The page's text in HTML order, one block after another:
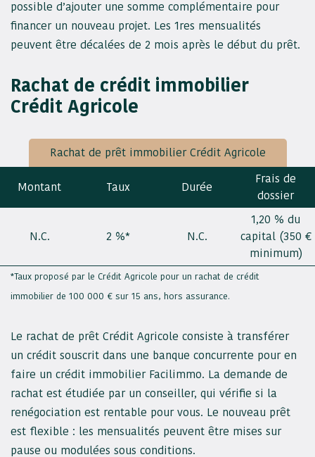
possible d’ajouter une somme complémentaire pour
financer un nouveau projet. Les 1res mensualités
peuvent être décalées de 2 mois après le début du prêt.
Rachat de crédit immobilier
Crédit Agricole
Rachat de prêt immobilier Crédit Agricole
Montant Taux Durée
Frais de
dossier
N.C. 2 %* N.C.
1,20 % du
capital (350 €
minimum)
*Taux proposé par le Crédit Agricole pour un rachat de crédit
immobilier de 100 000 € sur 15 ans, hors assurance.
Le rachat de prêt Crédit Agricole consiste à transférer
un crédit souscrit dans une banque concurrente pour en
faire un crédit immobilier Facilimmo. La demande de
rachat est étudiée par un conseiller, qui vérifie si la
renégociation est rentable pour vous. Le nouveau prêt
est flexible : les mensualités peuvent être mises sur
pause ou modulées sous conditions.